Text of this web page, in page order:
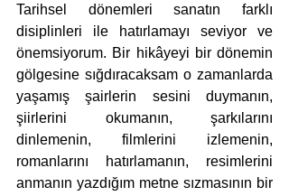
Tarihsel dönemleri sanatın farklı
disiplinleri ile hatırlamayı seviyor ve
önemsiyorum. Bir hikâyeyi bir dönemin
gölgesine sığdıracaksam o zamanlarda
yaşamış şairlerin sesini duymanın,
şiirlerini okumanın, şarkılarını
dinlemenin, filmlerini izlemenin,
romanlarını hatırlamanın, resimlerini
anmanın yazdığım metne sızmasının bir